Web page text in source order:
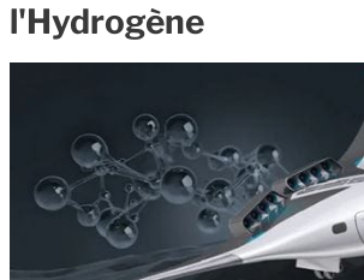
l'Hydrogène